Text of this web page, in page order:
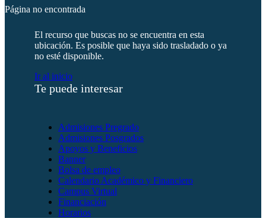
Página no encontrada
El recurso que buscas no se encuentra en esta
ubicación. Es posible que haya sido trasladado o ya
no esté disponible.
Ir al inicio
Te puede interesar
Admisiones Pregrado
Admisiones Posgrados
Apoyos y Beneficios
Banner
Bolsa de empleo
Calendario Académico y Financiero
Campus Virtual
Financiación
Horarios